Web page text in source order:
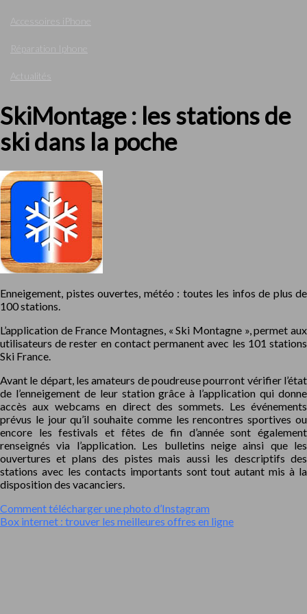
Accessoires iPhone
Réparation Iphone
Actualités
SkiMontage : les stations de
ski dans la poche
Enneigement, pistes ouvertes, météo : toutes les infos de plus de
100 stations.
L’application de France Montagnes, « Ski Montagne », permet aux
utilisateurs de rester en contact permanent avec les 101 stations
Ski France.
Avant le départ, les amateurs de poudreuse pourront vérifier l’état
de l’enneigement de leur station grâce à l’application qui donne
accès aux webcams en direct des sommets. Les événements
prévus le jour qu’il souhaite comme les rencontres sportives ou
encore les festivals et fêtes de fin d’année sont également
renseignés via l’application. Les bulletins neige ainsi que les
ouvertures et plans des pistes mais aussi les descriptifs des
stations avec les contacts importants sont tout autant mis à la
disposition des vacanciers.
Comment télécharger une photo d’Instagram
Box internet : trouver les meilleures offres en ligne